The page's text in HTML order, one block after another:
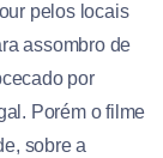
pelos locais
assombro de
por
Porém o filme
sobre a